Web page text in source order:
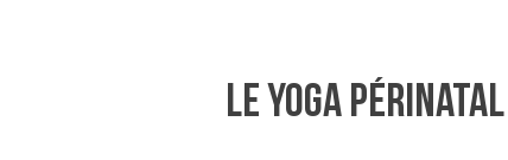
LE YOGA PériNATAL